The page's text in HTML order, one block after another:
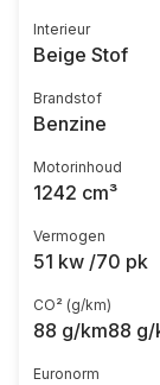
Interieur
Beige Stof
Brandstof
Benzine
Motorinhoud
1242 cm³
Vermogen
51 kw /70 pk
CO² (g/km)
88 g/km88 g/
Euronorm